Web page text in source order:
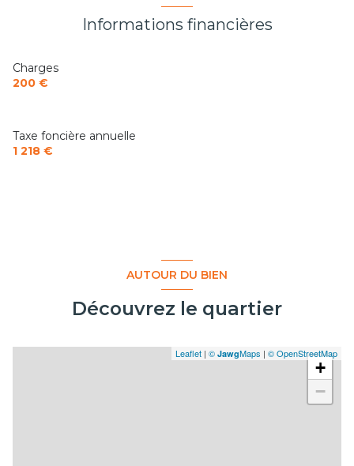
Informations financières
Charges
200 €
Taxe foncière annuelle
1 218 €
AUTOUR DU BIEN
Découvrez le quartier
+
−
Leaflet | © JawgMaps | © OpenStreetMap